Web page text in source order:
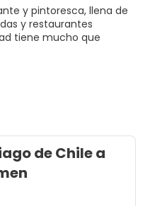
y pintoresca, llena de
y restaurantes
tiene mucho que
de Chile a